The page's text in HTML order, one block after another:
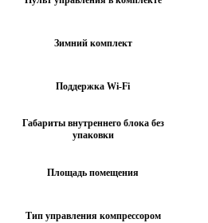
Зимний комплект
Поддержка Wi-Fi
Габариты внутреннего блока без
упаковки
Площадь помещения
Тип управления компрессором